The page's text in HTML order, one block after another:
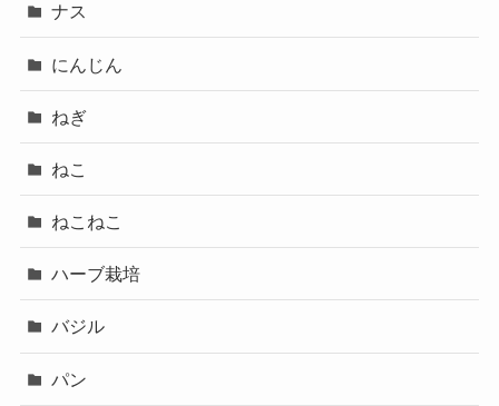
ナス
にんじん
ねぎ
ねこ
ねこねこ
ハーブ栽培
バジル
パン